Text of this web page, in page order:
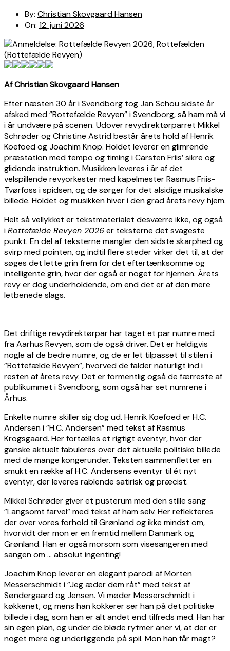
By: Christian Skovgaard Hansen
On: 12. juni 2026
Af Christian Skovgaard Hansen
Efter næsten 30 år i Svendborg tog Jan Schou sidste år
afsked med ”Rottefælde Revyen” i Svendborg, så ham må vi
i år undvære på scenen. Udover revydirektørparret Mikkel
Schrøder og Christine Astrid består årets hold af Henrik
Koefoed og Joachim Knop. Holdet leverer en glimrende
præstation med tempo og timing i Carsten Friis’ sikre og
glidende instruktion. Musikken leveres i år af det
velspillende revyorkester med kapelmester Rasmus Friis-
Tvørfoss i spidsen, og de sørger for det alsidige musikalske
billede. Holdet og musikken hiver i den grad årets revy hjem.
Helt så vellykket er tekstmaterialet desværre ikke, og også
iRottefælde Revyen 2026er teksterne det svageste
punkt. En del af teksterne mangler den sidste skarphed og
svirp med pointen, og indtil flere steder virker det til, at der
søges det lette grin frem for det eftertænksomme og
intelligente grin, hvor der også er noget for hjernen. Årets
revy er dog underholdende, om end det er af den mere
letbenede slags.
Det driftige revydirektørpar har taget et par numre med
fra Aarhus Revyen, som de også driver. Det er heldigvis
nogle af de bedre numre, og de er let tilpasset til stilen i
”Rottefælde Revyen”, hvorved de falder naturligt ind i
resten af årets revy. Det er formentlig også de færreste af
publikummet i Svendborg, som også har set numrene i
Århus.
Enkelte numre skiller sig dog ud. Henrik Koefoed er H.C.
Andersen i ”H.C. Andersen” med tekst af Rasmus
Krogsgaard. Her fortælles et rigtigt eventyr, hvor der
ganske aktuelt fabuleres over det aktuelle politiske billede
med de mange kongerunder. Teksten sammenfletter en
smukt en række af H.C. Andersens eventyr til ét nyt
eventyr, der leveres rablende satirisk og præcist.
Mikkel Schrøder giver et pusterum med den stille sang
”Langsomt farvel” med tekst af ham selv. Her reflekteres
der over vores forhold til Grønland og ikke mindst om,
hvorvidt der mon er en fremtid mellem Danmark og
Grønland. Han er også morsom som visesangeren med
sangen om … absolut ingenting!
Joachim Knop leverer en elegant parodi af Morten
Messerschmidt i ”Jeg æder dem råt” med tekst af
Søndergaard og Jensen. Vi møder Messerschmidt i
køkkenet, og mens han kokkerer ser han på det politiske
billede i dag, som han er alt andet end tilfreds med. Han har
sin egen plan, og under de bløde rytmer aner vi, at der er
noget mere og underliggende på spil. Mon han får magt?